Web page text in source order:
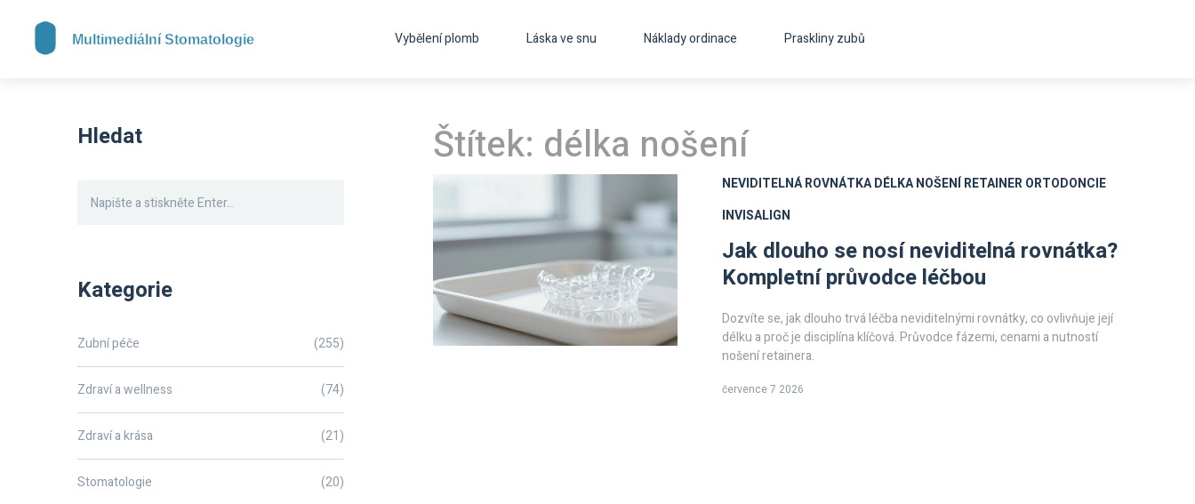
Vybělení plomb Láska ve snu Náklady ordinace Praskliny zubů
Štítek: délka nošení
NEVIDITELNÁ ROVNÁTKADÉLKA NOŠENÍRETAINERORTODONCIE
INVISALIGN
Jak dlouho se nosí neviditelná rovnátka?
Kompletní průvodce léčbou
Dozvíte se, jak dlouho trvá léčba neviditelnými rovnátky, co ovlivňuje její
délku a proč je disciplína klíčová. Průvodce fázemi, cenami a nutností
nošení retainera.
července 7 2026
Hledat
Kategorie
Zubní péče (255)
Zdraví a wellness (74)
Zdraví a krása (21)
Stomatologie (20)